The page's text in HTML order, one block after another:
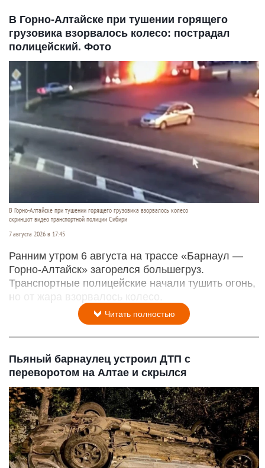
В Горно-Алтайске при тушении горящего
грузовика взорвалось колесо: пострадал
полицейский. Фото
В Горно-Алтайске при тушении горящего грузовика взорвалось колесо
скриншот видео транспортной полиции Сибири
7 августа 2026 в 17:45
Ранним утром 6 августа на трассе «Барнаул —
Горно-Алтайск» загорелся большегруз.
Транспортные полицейские начали тушить огонь,
но от жара взорвалось колесо.
Читать полностью
Пьяный барнаулец устроил ДТП с
переворотом на Алтае и скрылся